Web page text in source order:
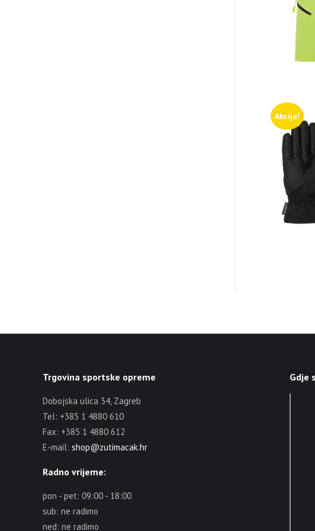
Akcija!
Trgovina sportske opreme
Dobojska ulica 34, Zagreb
Tel: +385 1 4880 610
Fax: +385 1 4880 612
E-mail: shop@zutimacak.hr
Radno vrijeme:
pon - pet: 09:00 - 18:00
sub: ne radimo
ned: ne radimo
Gdje